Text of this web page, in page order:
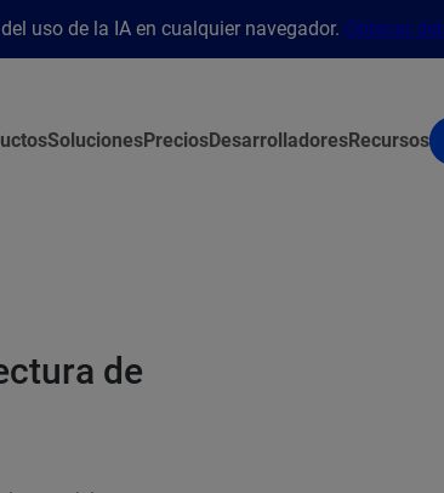
uso de la IA en cualquier navegador. Obtener
SolucionesPreciosDesarrolladoresRecursos
de